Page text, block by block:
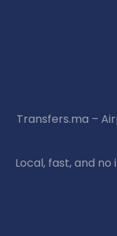
Transfers.ma –
Local, fast, and